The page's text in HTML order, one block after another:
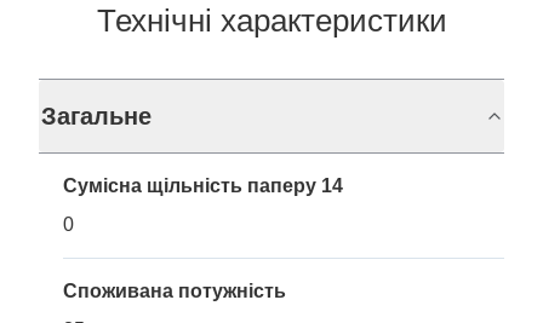
Технічні характеристики
Загальне
Сумісна щільність паперу 14
0
Споживана потужність